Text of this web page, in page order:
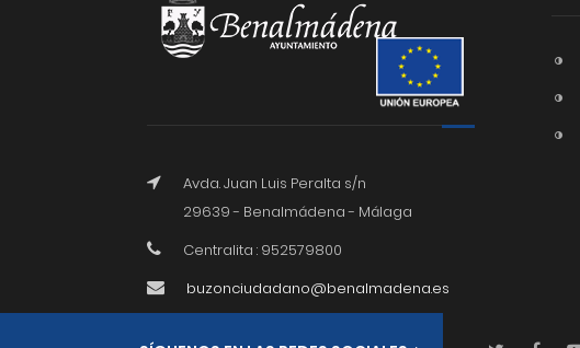
Avda. Juan Luis Peralta s/n
29639 - Benalmádena - Málaga
Centralita : 952579800
buzonciudadano@benalmadena.es